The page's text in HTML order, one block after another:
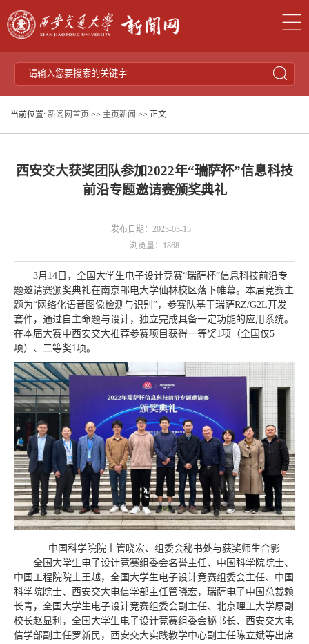
当前位置: 新闻网首页 >> 主页新闻 >> 正文
西安交大获奖团队参加2022年“瑞萨杯”信息科技
前沿专题邀请赛颁奖典礼
发布日期：2023-03-15
浏览量： 1868
3月14日，全国大学生电子设计竞赛“瑞萨杯”信息科技前沿专
题邀请赛颁奖典礼在南京邮电大学仙林校区落下帷幕。本届竞赛主
题为“网络化语音图像检测与识别”，参赛队基于瑞萨RZ/G2L开发
套件，通过自主命题与设计，独立完成具备一定功能的应用系统。
在本届大赛中西安交大推荐参赛项目获得一等奖1项（全国仅5
项）、二等奖1项。
中国科学院院士管晓宏、组委会秘书处与获奖师生合影
全国大学生电子设计竞赛组委会名誉主任、中国科学院院士、
中国工程院院士王越，全国大学生电子设计竞赛组委会主任、中国
科学院院士、西安交大电信学部主任管晓宏，瑞萨电子中国总裁赖
长青，全国大学生电子设计竞赛组委会副主任、北京理工大学原副
校长赵显利，全国大学生电子设计竞赛组委会秘书长、西安交大电
信学部副主任罗新民，西安交大实践教学中心副主任陈立斌等出席